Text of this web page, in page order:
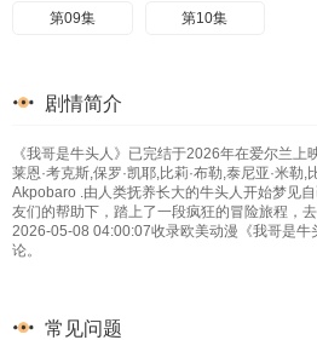
第09集 第10集
剧情简介
《我哥是牛头人》已完结于2026年在爱尔兰上
莱恩·考克斯,保罗·凯耶,比莉·布勒,泰尼亚·米勒
Akpobaro .由人类抚养长大的牛头人开始梦见
友们的帮助下，踏上了一段疯狂的冒险旅程，
2026-05-08 04:00:07收录欧美动漫《我哥是牛
论。
常见问题